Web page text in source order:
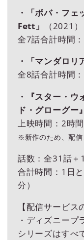
・「ボバ・フ
Fett」
（2021）
全7話合計時間
・「マンダロリ
全8話合計時間
・『スター・
ド・グローグー』
上映時間：2時
※新作のため、配信
話数：全31話＋
合計時間：1日
分）
【配信サービス
・ディズニー
シリーズはすべ